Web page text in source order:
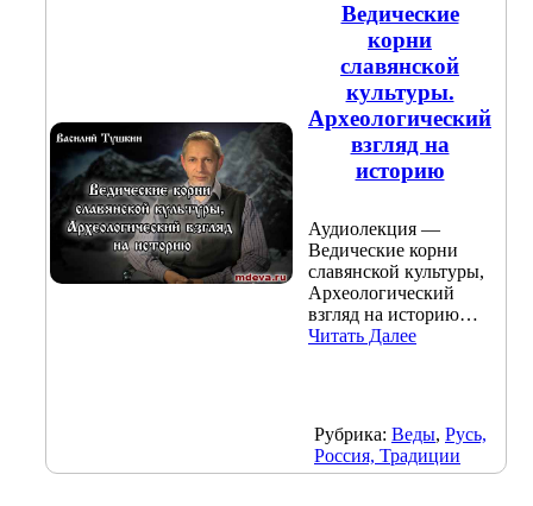
Ведические
корни
славянской
культуры.
Археологический
взгляд на
историю
Аудиолекция —
Ведические корни
славянской культуры,
Археологический
взгляд на историю…
Читать Далее
Рубрика: Веды, Русь,
Россия, Традиции